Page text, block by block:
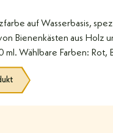
auf Wasserbasis,
Bienenkästen aus Holz
ml. Wählbare Farben: Rot,